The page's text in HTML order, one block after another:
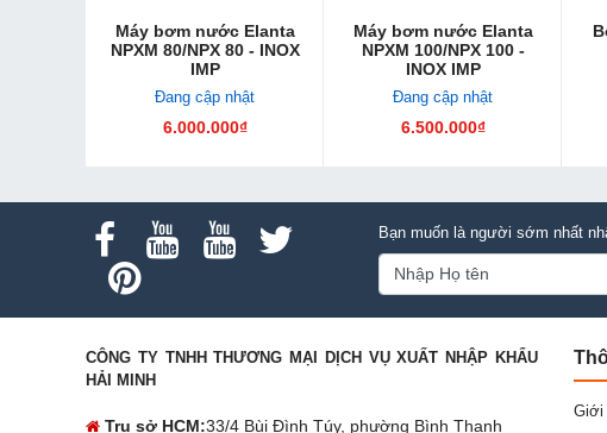
Máy bơm nước Elanta
NPXM 80/NPX 80 - INOX
IMP
Đang cập nhật
6.000.000₫
Máy bơm nước Elanta
NPXM 100/NPX 100 -
INOX IMP
Đang cập nhật
6.500.000₫
Bạn muốn là người sớm nhất
CÔNG TY TNHH THƯƠNG MẠI DỊCH VỤ XUẤT NHẬP KHẨU
HẢI MINH
Trụ sở HCM:33/4 Bùi Đình Túy, phường Bình Thạnh
Giới